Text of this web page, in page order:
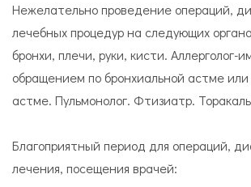
Нежелательно проведение операций,
лечебных процедур на следующих
бронхи, плечи, руки, кисти. Аллерголог-
обращением по бронхиальной астме
астме. Пульмонолог. Фтизиатр.
Благоприятный период для операций,
лечения, посещения врачей: